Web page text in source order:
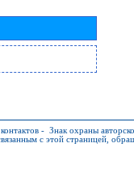
- Знак охраны
с этой страницей,